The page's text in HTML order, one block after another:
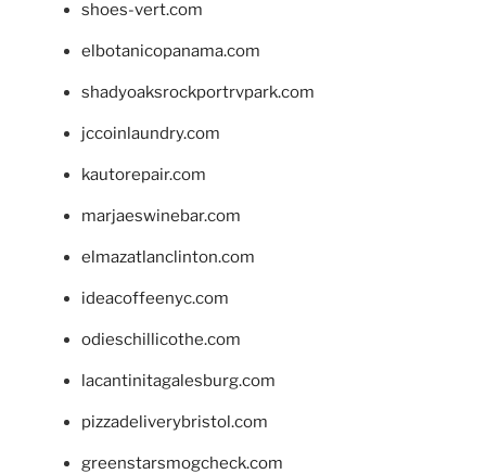
shoes-vert.com
elbotanicopanama.com
shadyoaksrockportrvpark.com
jccoinlaundry.com
kautorepair.com
marjaeswinebar.com
elmazatlanclinton.com
ideacoffeenyc.com
odieschillicothe.com
lacantinitagalesburg.com
pizzadeliverybristol.com
greenstarsmogcheck.com